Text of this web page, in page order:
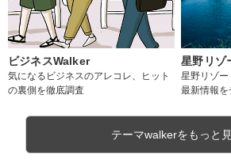
ビジネスWalker
気になるビジネスのアレコレ、ヒット
の裏側を徹底調査
星野リゾ
星野リゾ
最新情報を
テーマwalkerをもっと